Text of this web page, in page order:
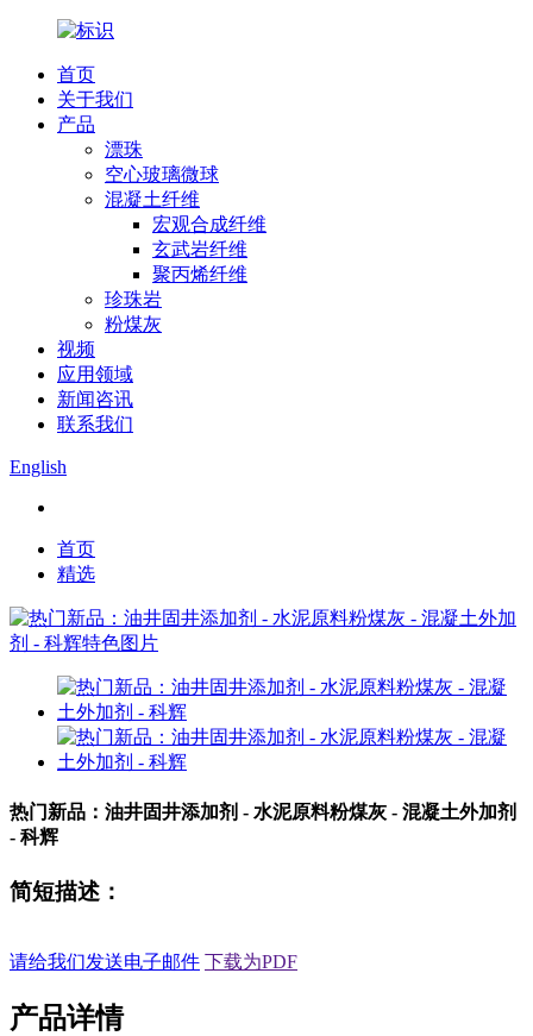
首页
关于我们
产品
漂珠
空心玻璃微球
混凝土纤维
宏观合成纤维
玄武岩纤维
聚丙烯纤维
珍珠岩
粉煤灰
视频
应用领域
新闻咨讯
联系我们
English
首页
精选
热门新品：油井固井添加剂 - 水泥原料粉煤灰 - 混凝土外加剂
- 科辉
简短描述：
请给我们发送电子邮件 下载为PDF
产品详情